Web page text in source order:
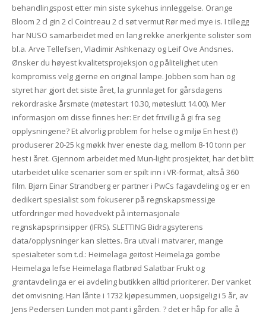
behandlingspost etter min siste sykehus innleggelse. Orange
Bloom 2 cl gin 2 cl Cointreau 2 cl søt vermut Rør med mye is. I tillegg
har NUSO samarbeidet med en lang rekke anerkjente solister som
bl.a. Arve Tellefsen, Vladimir Ashkenazy og Leif Ove Andsnes.
Ønsker du høyest kvalitetsprojeksjon og pålitelighet uten
kompromiss velg gjerne en original lampe. Jobben som han og
styret har gjort det siste året, la grunnlaget for gårsdagens
rekordraske årsmøte (møtestart 10.30, møteslutt 14.00). Mer
informasjon om disse finnes her: Er det frivillig å gi fra seg
opplysningene? Et alvorlig problem for helse og miljø En hest (!)
produserer 20-25 kg møkk hver eneste dag, mellom 8-10 tonn per
hest i året. Gjennom arbeidet med Mun-light prosjektet, har det blitt
utarbeidet ulike scenarier som er spilt inn i VR-format, altså 360
film. Bjørn Einar Strandberg er partner i PwCs fagavdeling og er en
dedikert spesialist som fokuserer på regnskapsmessige
utfordringer med hovedvekt på internasjonale
regnskapsprinsipper (IFRS). SLETTING Bidragsyterens
data/opplysninger kan slettes. Bra utval i matvarer, mange
spesialteter som t.d.: Heimelaga geitost Heimelaga gombe
Heimelaga lefse Heimelaga flatbrød Salatbar Frukt og
grøntavdelinga er ei avdeling butikken alltid prioriterer. Der vanket
det omvisning. Han lånte i 1732 kjøpesummen, uopsigelig i 5 år, av
Jens Pedersen Lunden mot pant i gården. ? det er håp for alle å